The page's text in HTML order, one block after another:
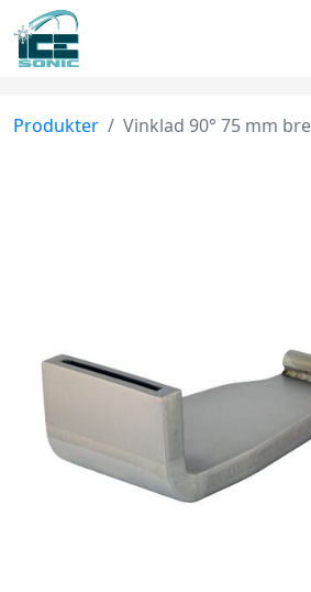
Produkter Vinklad 90° 75 mm